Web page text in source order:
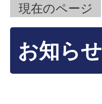
現在のページ
お知らせ